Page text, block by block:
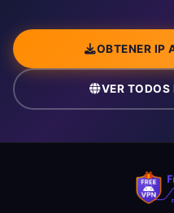
OBTENER IP
VER TODOS